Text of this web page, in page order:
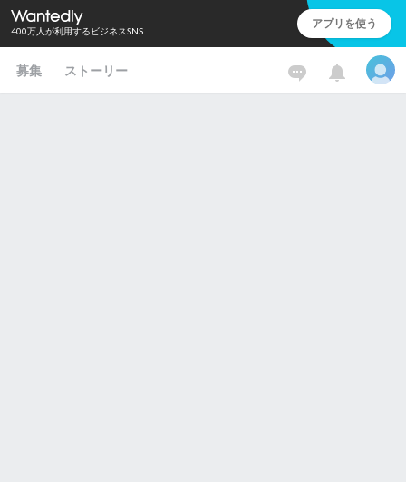
400万人が利用するビジネスSNS アプリを使う
募集 ストーリー